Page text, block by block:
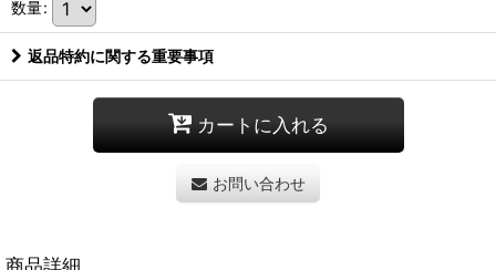
数量:
返品特約に関する重要事項
カートに入れる
お問い合わせ
商品詳細